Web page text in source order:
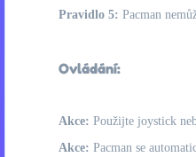
Pravidlo 5: Pacman
Ovládání:
Akce: Použijte joystick
Akce: Pacman se